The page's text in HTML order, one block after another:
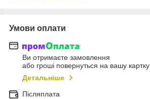
Умови оплати
Ви отримаєте замовлення
або гроші повернуться на вашу картку
Детальніше
Післяплата